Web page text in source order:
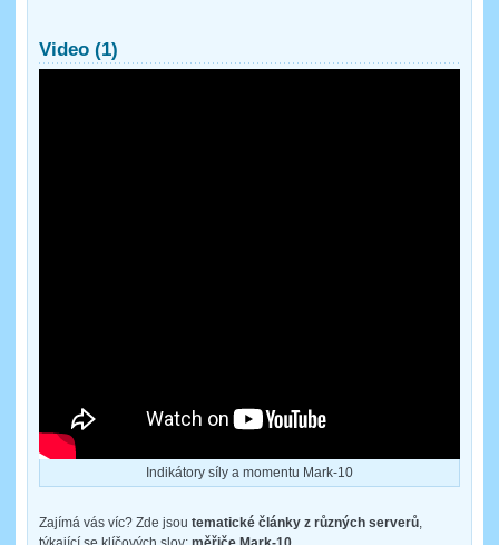
Video (1)
Indikátory síly a momentu Mark-10
Zajímá vás víc? Zde jsou tematické články z různých serverů